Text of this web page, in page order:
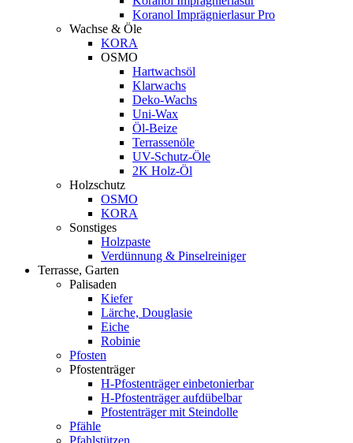
Koranol Imprägnierlasur Pro
Wachse & Öle
KORA
OSMO
Hartwachsöl
Klarwachs
Deko-Wachs
Uni-Wax
Öl-Beize
Terrassenöle
UV-Schutz-Öle
2K Holz-Öl
Holzschutz
OSMO
KORA
Sonstiges
Holzpaste
Verdünnung & Pinselreiniger
Terrasse, Garten
Palisaden
Kiefer
Lärche, Douglasie
Eiche
Robinie
Pfosten
Pfostenträger
H-Pfostenträger einbetonierbar
H-Pfostenträger aufdübelbar
Pfostenträger mit Steindolle
Pfähle
Pfahlstützen